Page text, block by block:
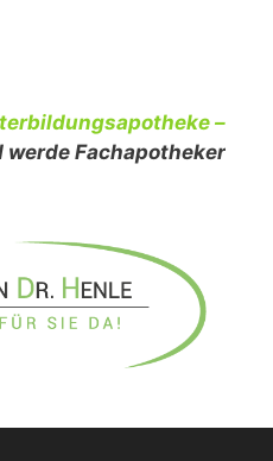
–
werde Fachapotheker